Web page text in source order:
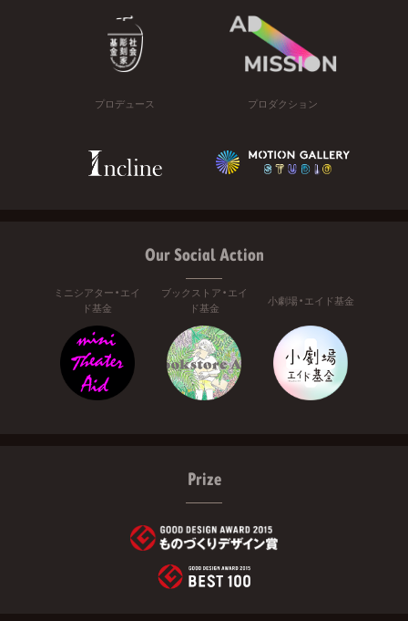
プロデュース プロダクション
Our Social Action
ミニシアター・エイ
ド基金
ブックストア・エイ
ド基金
小劇場・エイド基金
Prize